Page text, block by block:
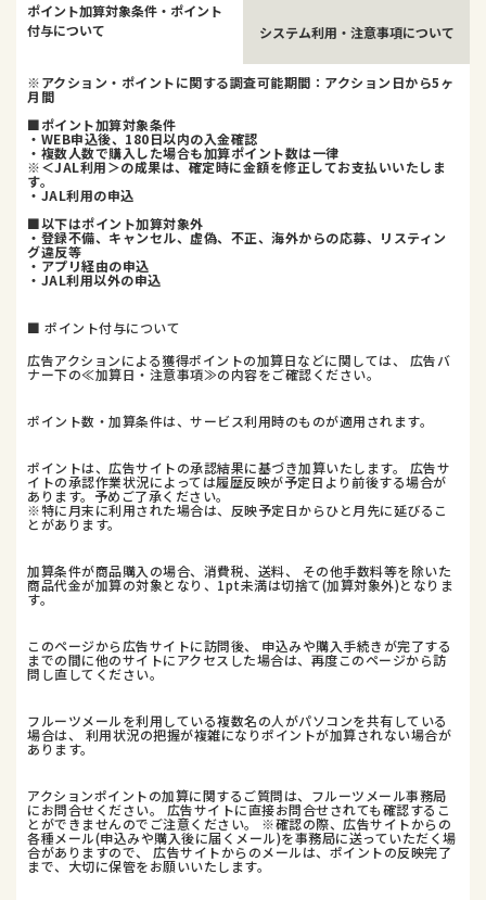
ポイント加算対象条件・ポイント
付与について
システム利用・注意事項について
※アクション・ポイントに関する調査可能期間：アクション日から5ヶ
月間
■ポイント加算対象条件
・WEB申込後、180日以内の入金確認
・複数人数で購入した場合も加算ポイント数は一律
※＜JAL利用＞の成果は、確定時に金額を修正してお支払いいたしま
す。
・JAL利用の申込
■以下はポイント加算対象外
・登録不備、キャンセル、虚偽、不正、海外からの応募、リスティン
グ違反等
・アプリ経由の申込
・JAL利用以外の申込
■ ポイント付与について
広告アクションによる獲得ポイントの加算日などに関しては、 広告バ
ナー下の≪加算日・注意事項≫の内容をご確認ください。
ポイント数・加算条件は、サービス利用時のものが適用されます。
ポイントは、広告サイトの承認結果に基づき加算いたします。 広告サ
イトの承認作業状況によっては履歴反映が予定日より前後する場合が
あります。予めご了承ください。
※特に月末に利用された場合は、反映予定日からひと月先に延びるこ
とがあります。
加算条件が商品購入の場合、消費税、送料、 その他手数料等を除いた
商品代金が加算の対象となり、1pt未満は切捨て(加算対象外)となりま
す。
このページから広告サイトに訪問後、 申込みや購入手続きが完了する
までの間に他のサイトにアクセスした場合は、再度このページから訪
問し直してください。
フルーツメールを利用している複数名の人がパソコンを共有している
場合は、 利用状況の把握が複雑になりポイントが加算されない場合が
あります。
アクションポイントの加算に関するご質問は、フルーツメール事務局
にお問合せください。 広告サイトに直接お問合せされても確認するこ
とができませんのでご注意ください。 ※確認の際、広告サイトからの
各種メール(申込みや購入後に届くメール)を事務局に送っていただく場
合がありますので、 広告サイトからのメールは、ポイントの反映完了
まで、大切に保管をお願いいたします。